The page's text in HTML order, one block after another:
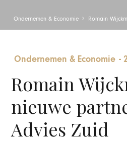
Ondernemen & Economie Romain
Ondernemen & Economie -
Romain
nieuwe
Advies Zuid